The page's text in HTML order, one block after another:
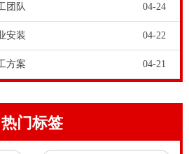
运动木地板厂家，为客户提供从
和售后等全天候服务，可以为客
运动的需求。选择了品牌运动木
精选，要求选择软硬适中、变形
木地板，对运动员皮肤的伤害
团队 04-24
安装 04-22
方案 04-21
热门标签